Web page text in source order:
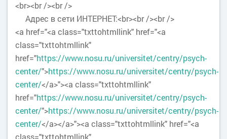
<br><br /><br />
Адрес в сети ИНТЕРНЕТ:<br><br /><br />
<a href="<a class="txttohtmllink" href="<a
class="txttohtmllink"
href="https://www.nosu.ru/universitet/centry/psych-
center/">https://www.nosu.ru/universitet/centry/psych-
center/</a>"><a class="txttohtmllink"
href="https://www.nosu.ru/universitet/centry/psych-
center/">https://www.nosu.ru/universitet/centry/psych-
center/</a></a>"><a class="txttohtmllink" href="<a
class="txttohtmllink"